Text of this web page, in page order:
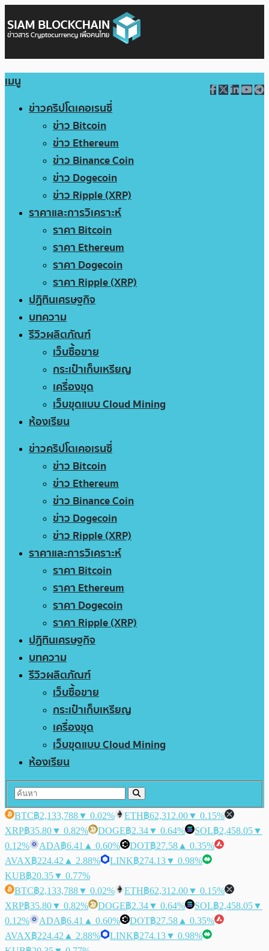
เมนู
ข่าวคริปโตเคอเรนซี่
ข่าว Bitcoin
ข่าว Ethereum
ข่าว Binance Coin
ข่าว Dogecoin
ข่าว Ripple (XRP)
ราคาและการวิเคราะห์
ราคา Bitcoin
ราคา Ethereum
ราคา Dogecoin
ราคา Ripple (XRP)
ปฏิทินเศรษฐกิจ
บทความ
รีวิวผลิตภัณฑ์
เว็บซื้อขาย
กระเป๋าเก็บเหรียญ
เครื่องขุด
เว็บขุดแบบ Cloud Mining
ห้องเรียน
ข่าวคริปโตเคอเรนซี่
ข่าว Bitcoin
ข่าว Ethereum
ข่าว Binance Coin
ข่าว Dogecoin
ข่าว Ripple (XRP)
ราคาและการวิเคราะห์
ราคา Bitcoin
ราคา Ethereum
ราคา Dogecoin
ราคา Ripple (XRP)
ปฏิทินเศรษฐกิจ
บทความ
รีวิวผลิตภัณฑ์
เว็บซื้อขาย
กระเป๋าเก็บเหรียญ
เครื่องขุด
เว็บขุดแบบ Cloud Mining
ห้องเรียน
BTC฿2,133,788▼ 0.02% ETH฿62,312.00▼ 0.15%
XRP฿35.80▼ 0.82% DOGE฿2.34▼ 0.64% SOL฿2,458.05▼
0.12%
ADA฿6.41 ▲ 0.60% DOT฿27.58 ▲ 0.35%
AVAX฿224.42 ▲ 2.88% LINK฿274.13▼ 0.98%
KUB฿20.35▼ 0.77%
BTC฿2,133,788▼ 0.02% ETH฿62,312.00▼ 0.15%
XRP฿35.80▼ 0.82% DOGE฿2.34▼ 0.64% SOL฿2,458.05▼
0.12%
ADA฿6.41 ▲ 0.60% DOT฿27.58 ▲ 0.35%
AVAX฿224.42 ▲ 2.88% LINK฿274.13▼ 0.98%